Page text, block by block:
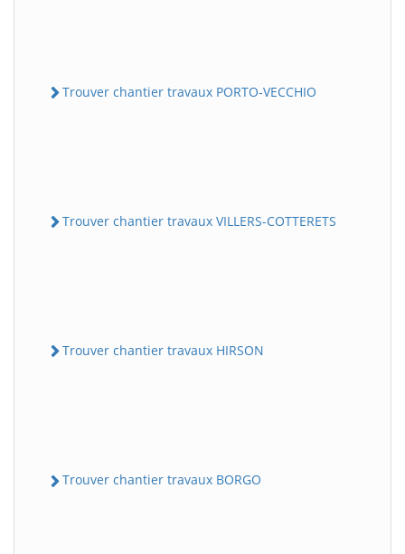
Trouver chantier travaux PORTO-VECCHIO
Trouver chantier travaux VILLERS-COTTERETS
Trouver chantier travaux HIRSON
Trouver chantier travaux BORGO